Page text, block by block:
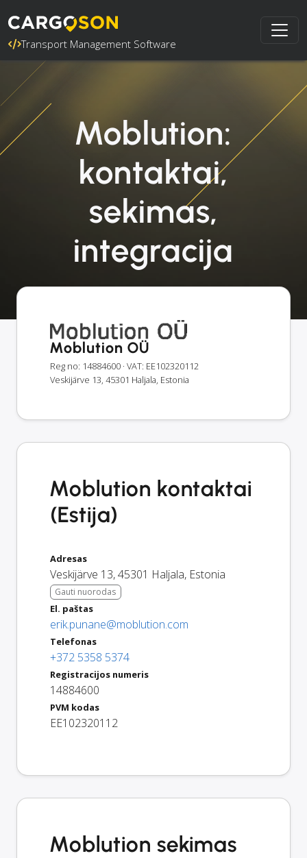
Transport Management Software
Moblution:
kontaktai,
sekimas,
integracija
Moblution OÜ
Reg no: 14884600 · VAT: EE102320112
Veskijärve 13, 45301 Haljala, Estonia
Moblution kontaktai
(Estija)
Adresas
Veskijärve 13,45301 Haljala, Estonia
Gauti nuorodas
El. paštas
erik.punane@moblution.com
Telefonas
+372 5358 5374
Registracijos numeris
14884600
PVM kodas
EE102320112
Moblution sekimas